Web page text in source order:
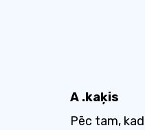
A .kaķis
Pēc tam,